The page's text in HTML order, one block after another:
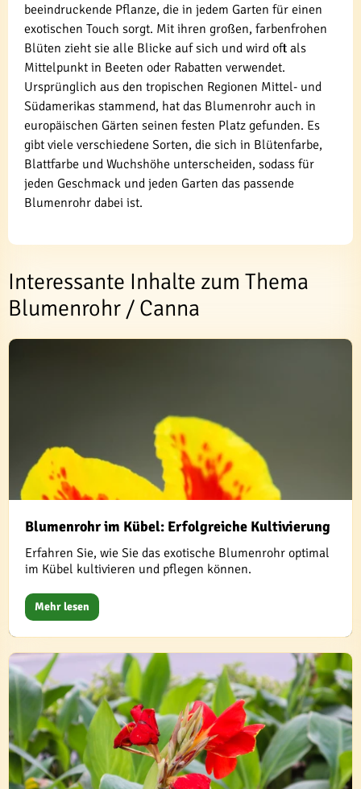
beeindruckende Pflanze, die in jedem Garten für einen
exotischen Touch sorgt. Mit ihren großen, farbenfrohen
Blüten zieht sie alle Blicke auf sich und wird oft als
Mittelpunkt in Beeten oder Rabatten verwendet.
Ursprünglich aus den tropischen Regionen Mittel- und
Südamerikas stammend, hat das Blumenrohr auch in
europäischen Gärten seinen festen Platz gefunden. Es
gibt viele verschiedene Sorten, die sich in Blütenfarbe,
Blattfarbe und Wuchshöhe unterscheiden, sodass für
jeden Geschmack und jeden Garten das passende
Blumenrohr dabei ist.
Interessante Inhalte zum Thema
Blumenrohr / Canna
Blumenrohr im Kübel: Erfolgreiche Kultivierung
Erfahren Sie, wie Sie das exotische Blumenrohr optimal
im Kübel kultivieren und pflegen können.
Mehr lesen